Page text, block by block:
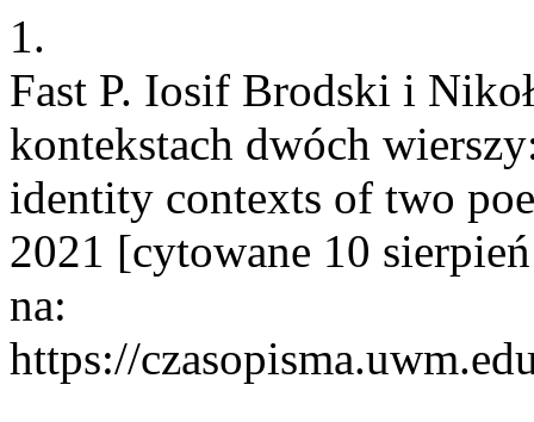
1.
Fast P. Iosif Brodski i
kontekstach dwóch
identity contexts of two
2021 [cytowane 10
na:
https://